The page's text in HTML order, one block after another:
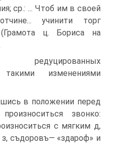
ср.: ... Чтоб им в своей
учинити торг
ц. Бориса на
такими изменениями
в положении перед
звонко:
с мягким д,
съдоровъ— «здароф» и